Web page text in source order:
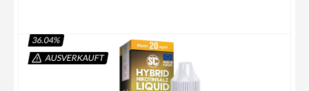
Details
36.04%
AUSVERKAUFT